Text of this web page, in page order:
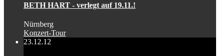
BETH HART - verlegt auf 19.11.!
Nürnberg
Konzert-Tour
23.12.12